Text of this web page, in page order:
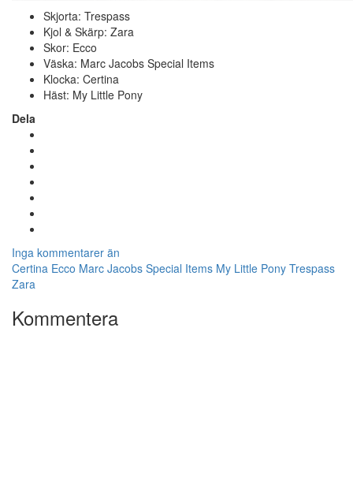
Skjorta: Trespass
Kjol & Skärp: Zara
Skor: Ecco
Väska: Marc Jacobs Special Items
Klocka: Certina
Häst: My Little Pony
Dela
Inga kommentarer än
Certina Ecco Marc Jacobs Special Items My Little Pony Trespass
Zara
Kommentera